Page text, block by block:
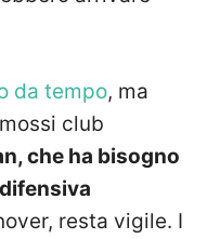
da tempo, ma
club
che ha bisogno
resta vigile. I